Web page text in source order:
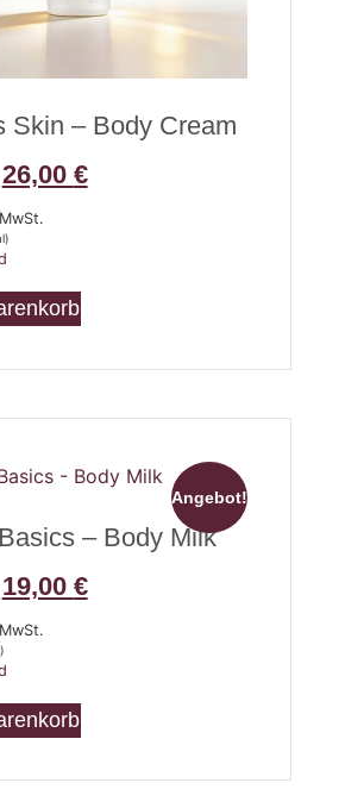
Skin – Body Cream
26,00 €
Angebot!
– Body Milk
19,00 €